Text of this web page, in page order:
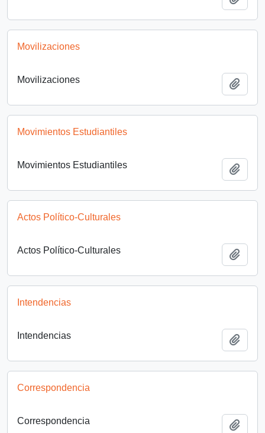
Movilizaciones
Movilizaciones
Movimientos Estudiantiles
Movimientos Estudiantiles
Actos Político-Culturales
Actos Político-Culturales
Intendencias
Intendencias
Correspondencia
Correspondencia